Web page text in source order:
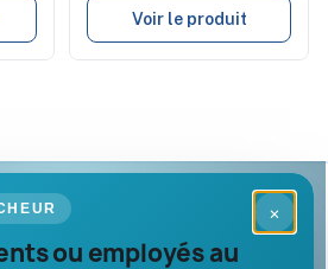
Voir le produit
×
ou employés au